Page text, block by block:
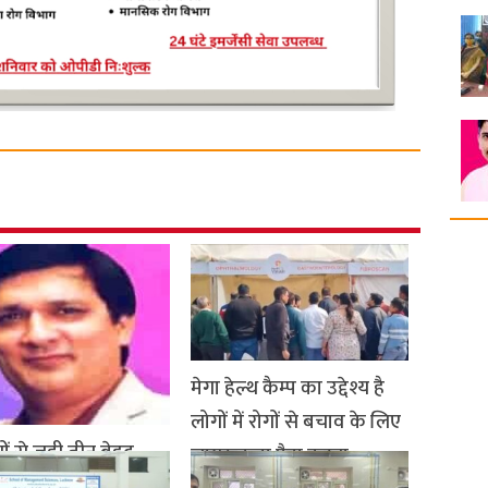
से जुड़ी तीन बेहद
मेगा हेल्थ कैम्प का उद्देश्य है
लोगों में रोगों से बचाव के लिए
जागरूकता पैदा करना